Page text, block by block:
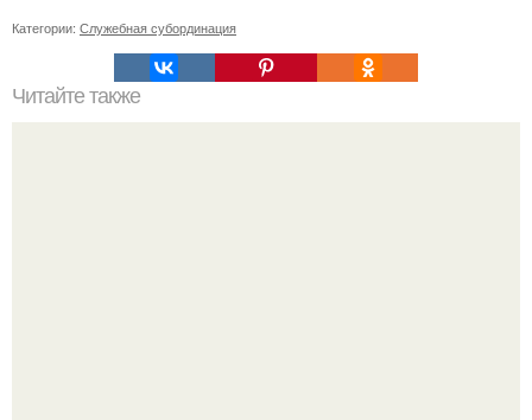
Категории: Служебная субординация
Читайте также